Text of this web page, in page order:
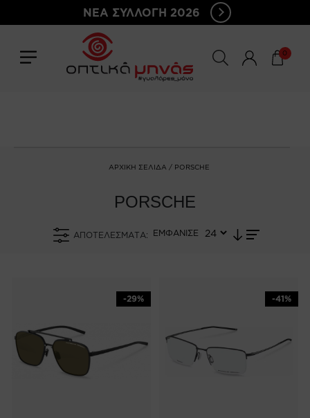
ΝΕΑ ΣΥΛΛΟΓΗ 2026
0
ΑΡΧΙΚΉ ΣΕΛΊΔΑ / PORSCHE
PORSCHE
ΑΠΟΤΕΛΈΣΜΑΤΑ: ΕΜΦΑΝΙΣΕ
-29% -41%